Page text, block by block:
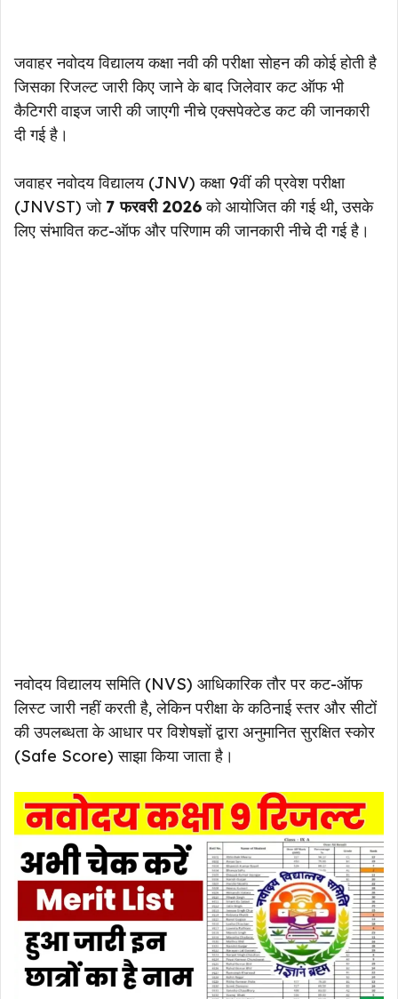
जवाहर नवोदय विद्यालय कक्षा नवी की परीक्षा सोहन की कोई होती है
जिसका रिजल्ट जारी किए जाने के बाद जिलेवार कट ऑफ भी
कैटिगरी वाइज जारी की जाएगी नीचे एक्सपेक्टेड कट की जानकारी
दी गई है।
जवाहर नवोदय विद्यालय (JNV) कक्षा 9वीं की प्रवेश परीक्षा
(JNVST) जो 7 फरवरी 2026को आयोजित की गई थी, उसके
लिए संभावित कट-ऑफ और परिणाम की जानकारी नीचे दी गई है।
नवोदय विद्यालय समिति (NVS) आधिकारिक तौर पर कट-ऑफ
लिस्ट जारी नहीं करती है, लेकिन परीक्षा के कठिनाई स्तर और सीटों
की उपलब्धता के आधार पर विशेषज्ञों द्वारा अनुमानित सुरक्षित स्कोर
(Safe Score) साझा किया जाता है।